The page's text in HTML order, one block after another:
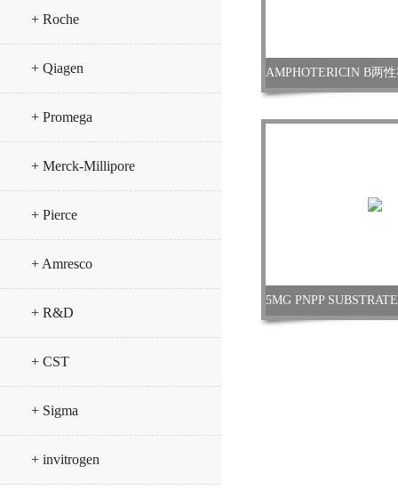
+ Roche
+ Qiagen
+ Promega
+ Merck-Millipore
+ Pierce
+ Amresco
+ R&D
+ CST
+ Sigma
+ invitrogen